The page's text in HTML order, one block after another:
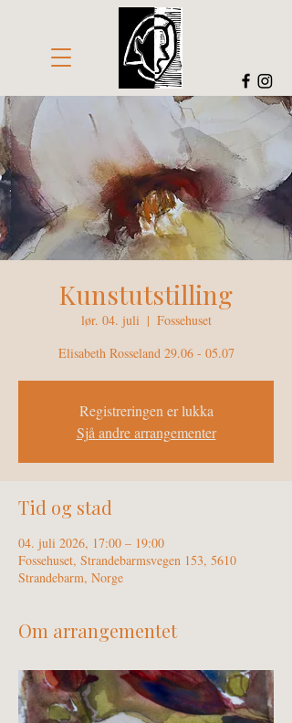
Kunstutstilling
lør. 04. juli
  |
Fossehuset
Elisabeth Rosseland 29.06 - 05.07
Registreringen er lukka
Sjå andre arrangementer
Tid og stad
04. juli 2026, 17:00 – 19:00
Fossehuset, Strandebarmsvegen 153, 5610
Strandebarm, Norge
Om arrangementet